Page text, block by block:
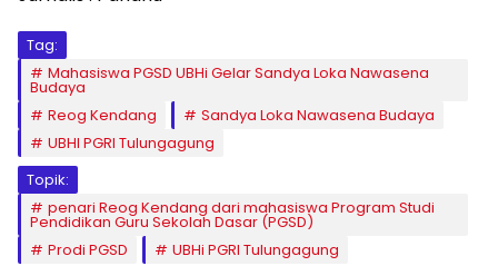
Tag:
Mahasiswa PGSD UBHi Gelar Sandya Loka Nawasena
Budaya
Reog Kendang
Sandya Loka Nawasena Budaya
UBHI PGRI Tulungagung
Topik:
penari Reog Kendang dari mahasiswa Program Studi
Pendidikan Guru Sekolah Dasar (PGSD)
Prodi PGSD
UBHi PGRI Tulungagung